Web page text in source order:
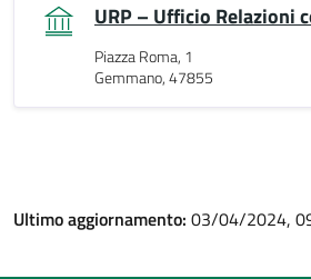
URP – Ufficio Relazioni
Piazza Roma, 1
Gemmano, 47855
Ultimo aggiornamento: 03/04/2024,